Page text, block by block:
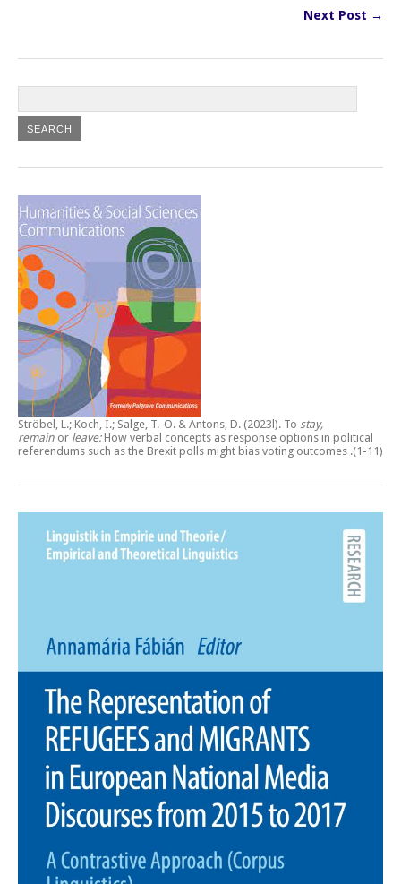
Next Post →
Ströbel, L.; Koch, I.; Salge, T.-O. & Antons, D. (2023l). To stay,
remain or leave:How verbal concepts as response options in political
referendums such as the Brexit polls might bias voting outcomes .(1-11)